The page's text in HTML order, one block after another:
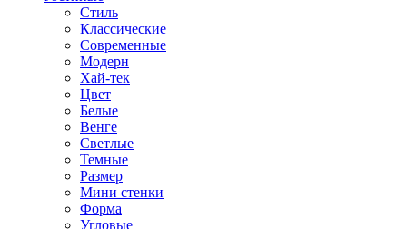
Стиль
Классические
Современные
Модерн
Хай-тек
Цвет
Белые
Венге
Светлые
Темные
Размер
Мини стенки
Форма
Угловые